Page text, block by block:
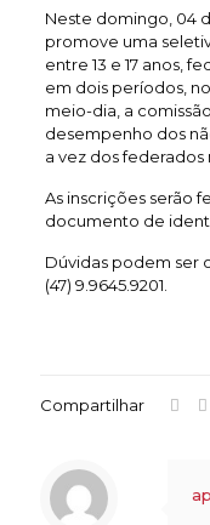
Neste domingo, 04
promove uma
entre 13 e 17 anos,
em dois períodos,
meio-dia, a
desempenho dos
a vez dos federados
As inscrições serão
documento de
Dúvidas podem ser
(47) 9.9645.9201.
Compartilhar